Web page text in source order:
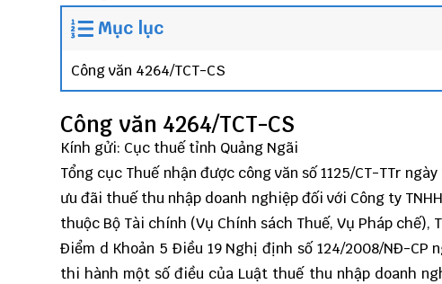
Mục lục
Công văn 4264/TCT-CS
Công văn 4264/TCT-CS
Kính gửi: Cục thuế tỉnh Quảng Ngãi
Tổng cục Thuế nhận được công văn số 1125/CT-TTr
ưu đãi thuế thu nhập doanh nghiệp đối với Công ty
thuộc Bộ Tài chính (Vụ Chính sách Thuế, Vụ Pháp chế),
Điểm d Khoản 5 Điều 19 Nghị định số 124/2008/NĐ-CP
thi hành một số điều của Luật thuế thu nhập doanh